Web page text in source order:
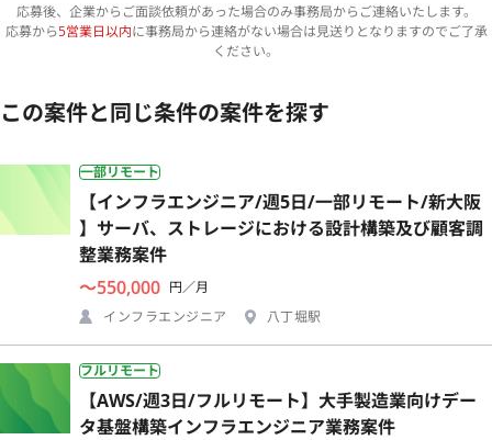
応募後、企業からご面談依頼があった場合のみ事務局からご連絡いたします。
応募から5営業日以内に事務局から連絡がない場合は見送りとなりますのでご了承
ください。
この案件と同じ条件の案件を探す
一部リモート
【インフラエンジニア/週5日/一部リモート/新大阪
】サーバ、ストレージにおける設計構築及び顧客調
整業務案件
〜550,000 円／月
インフラエンジニア
八丁堀駅
フルリモート
【AWS/週3日/フルリモート】大手製造業向けデー
タ基盤構築インフラエンジニア業務案件